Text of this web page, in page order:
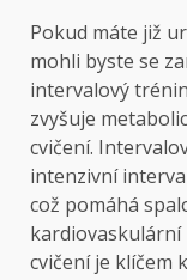
Pokud máte již
mohli byste se
intervalový
zvyšuje
cvičení.
intenzivní
což pomáhá
kardiovaskulární
cvičení je klíčem